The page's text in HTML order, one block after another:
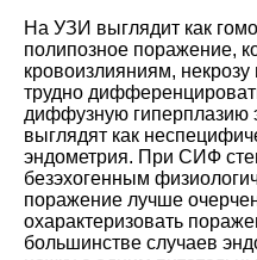
На УЗИ выглядит как
полипозное поражение,
кровоизлияниям, некрозу
трудно
диффузную гиперплазию
выглядят как
эндометрия. При СИФ
безэхогенным
поражение лучше
охарактеризовать
большинстве случаев